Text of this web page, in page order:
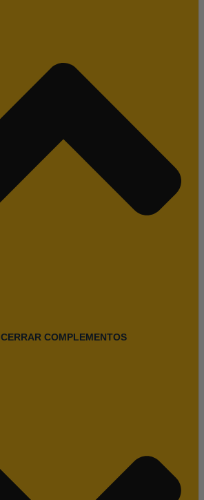
CERRAR COMPLEMENTOS